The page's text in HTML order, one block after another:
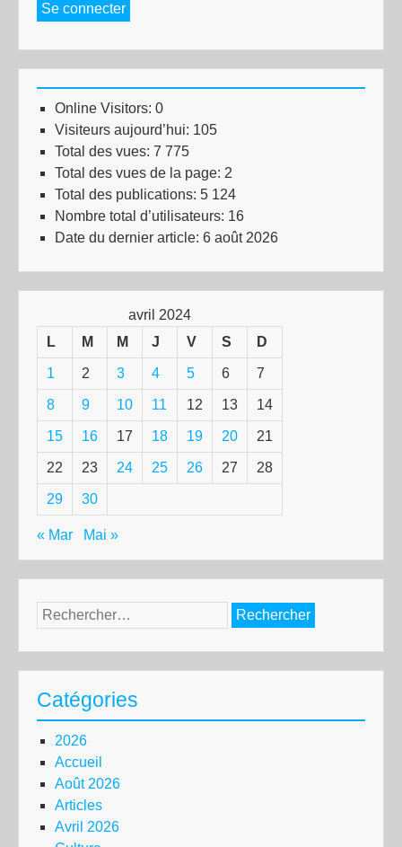
Se connecter
Online Visitors: 0
Visiteurs aujourd’hui: 105
Total des vues: 7 775
Total des vues de la page: 2
Total des publications: 5 124
Nombre total d’utilisateurs: 16
Date du dernier article: 6 août 2026
avril 2024
L
M M J V S D
1 2 3 4 5 6 7
8 9 10 11 12 13 14
15 16 17 18 19 20 21
22 23 24 25 26 27 28
29 30
« Mar Mai »
Rechercher :
Catégories
2026
Accueil
Août 2026
Articles
Avril 2026